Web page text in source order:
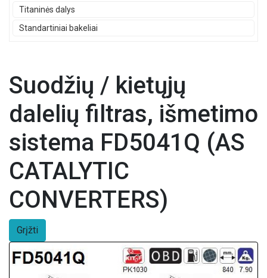
Titaninės dalys
Standartiniai bakeliai
Suodžių / kietųjų
dalelių filtras, išmetimo
sistema FD5041Q (AS
CATALYTIC
CONVERTERS)
Grįžti